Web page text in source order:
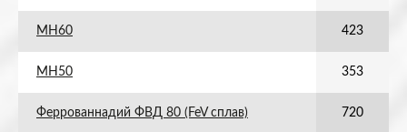
МН60 423
МН50 353
Феррованнадий ФВД 80 (FeV сплав) 720